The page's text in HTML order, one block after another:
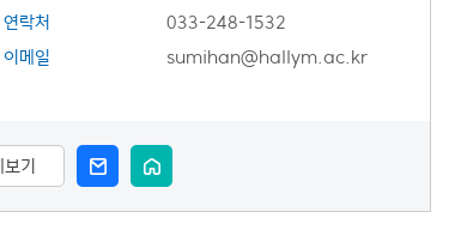
연락처
033-248-1532
이메일
sumihan@hallym.ac.kr
보기